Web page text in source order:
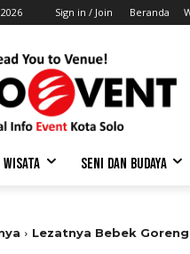
Sign in / Join Beranda
WISATA SENI DAN BUDAYA
Lezatnya Bebek